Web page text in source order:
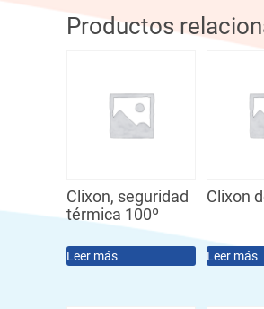
Productos
Clixon, seguridad
térmica 100º
Leer más
Clixon
Leer más